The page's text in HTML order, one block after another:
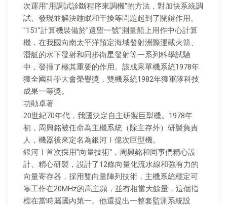
次運用"用調試診斷程序來調機"的方法，對加快系統調
試、發現並解決睡眠和干擾等問題起到了關鍵作用。
"151"計算機裝備於"遠望一號"測量船上用作中心計算
機，在我國向南太平洋預定海域發射洲際運載火箭、
潛艇的水下發射和同步衛星發射等一系列科學試驗
中，發揮了極其重要的作用。該成果單機系統1978年
獲全國科學大會榮譽獎，雙機系統1982年獲軍隊科技
成果一等獎。
功勛卓著
20世紀70年代，我國決定自主研製巨型機。1978年
初，周興銘被任命為主機系統（除主存外）研製負責
人，機器後來定名為銀河Ⅰ億次巨型機。
銀河Ⅰ首次採用"向量技術"，周興銘和同事們精心設
計、精心研製，設計了12條向量化流水線和強有力的
向量寄存器，採用雙向量陣列技術，主機系統穩定可
靠工作在20MHz的高主頻，並有相當大餘量，這個指
標在當時屬國內第一。他還提出一整套監測系統設